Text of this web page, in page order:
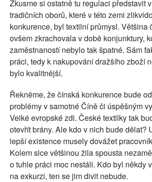
Zkusme si ostatně tu regulaci představit
tradičních oborů, které v této zemi
konkurence, byl textilní průmysl. Většina
ovšem zkrachovala v době konjunktury,
zaměstnaností nebylo tak špatné. Sám
práci, tedy k nakupování dražšího zboží
bylo kvalitnější.
Řekněme, že čínská konkurence bude
problémy v samotné Číně či úspěšným
Velké evropské zdi. České textilky tak
otevřít brány. Ale kdo v nich bude dělat?
lepší existence musely dovážet
Kolem sice většinou žila spousta
o tuhle práci moc nestáli. Kdo byl někdy
na exkurzi, ten se jim divit nebude.